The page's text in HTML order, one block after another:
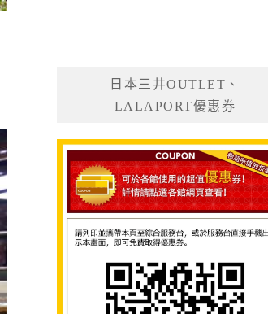
日本三井OUTLET、
LALAPORT優惠券